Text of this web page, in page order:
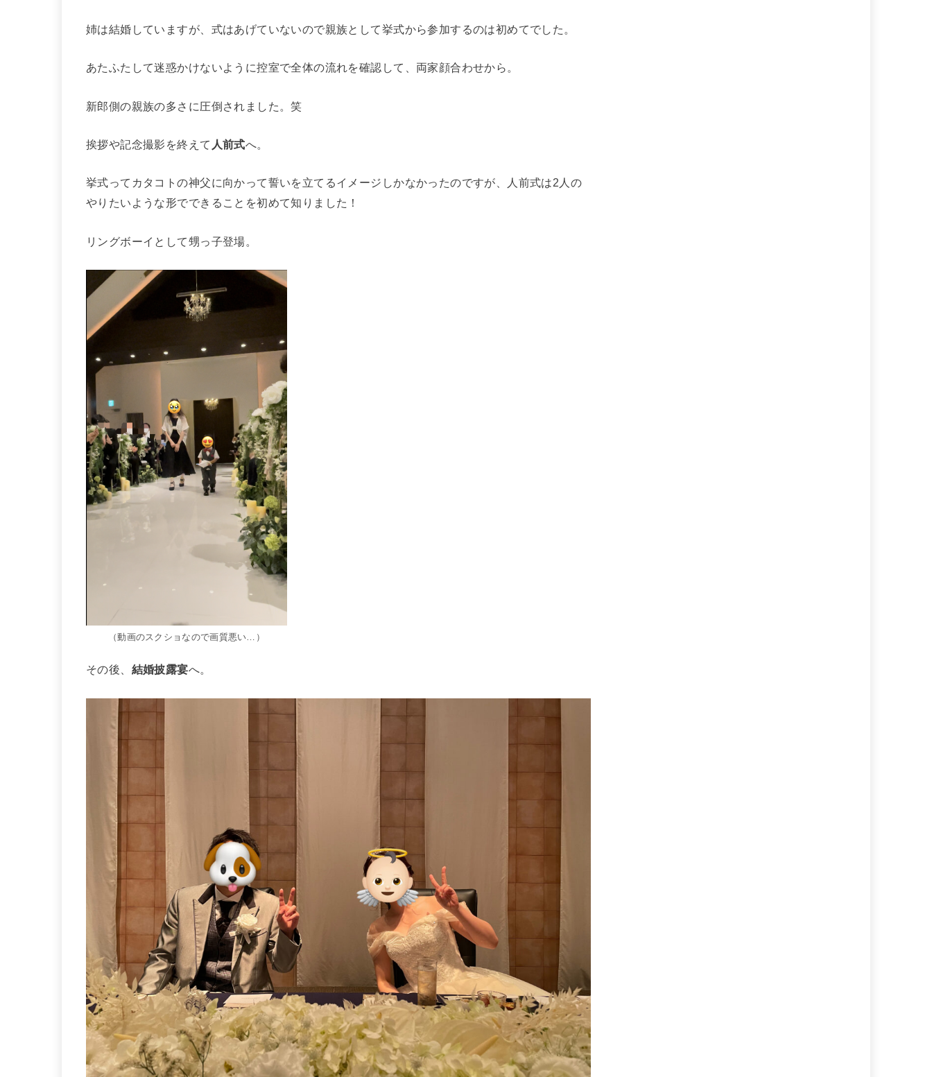
姉は結婚していますが、式はあげていないので親族として挙式から参加するのは初めてでした。
あたふたして迷惑かけないように控室で全体の流れを確認して、両家顔合わせから。
新郎側の親族の多さに圧倒されました。笑
挨拶や記念撮影を終えて 人前式へ。
挙式ってカタコトの神父に向かって誓いを立てるイメージしかなかったのですが、人前式は2人の
やりたいような形でできることを初めて知りました！
リングボーイとして甥っ子登場。
（動画のスクショなので画質悪い…）
その後、 結婚披露宴へ。